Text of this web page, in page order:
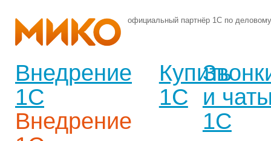
официальный партнёр 1С по
Внедрение
1С
Внедрение
Купить
1С
и
1С